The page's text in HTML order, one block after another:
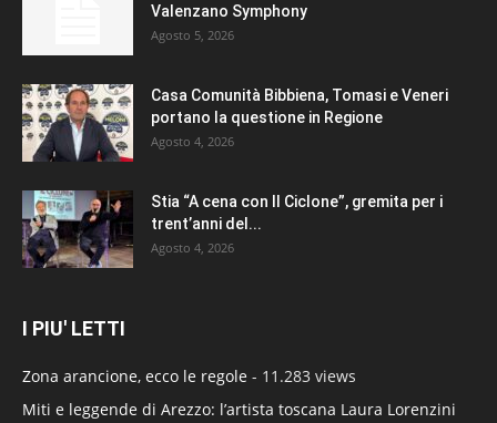
Valenzano Symphony
Agosto 5, 2026
Casa Comunità Bibbiena, Tomasi e Veneri
portano la questione in Regione
Agosto 4, 2026
Stia “A cena con Il Ciclone”, gremita per i
trent’anni del...
Agosto 4, 2026
I PIU' LETTI
Zona arancione, ecco le regole - 11.283 views
Miti e leggende di Arezzo: l’artista toscana Laura Lorenzini